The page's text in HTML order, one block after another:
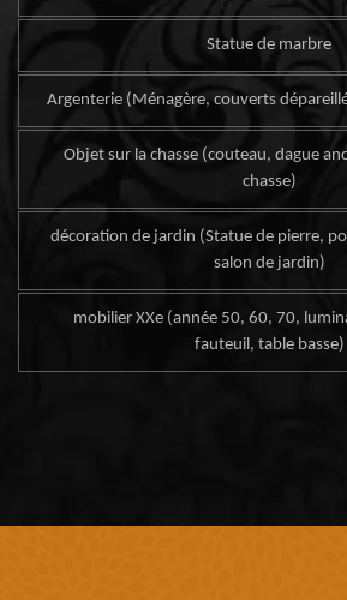
Statue de marbre
Argenterie (Ménagère, couverts
Objet sur la chasse (couteau, dague
chasse)
décoration de jardin (Statue de pierre,
salon de jardin)
mobilier XXe (année 50, 60, 70,
fauteuil, table basse)